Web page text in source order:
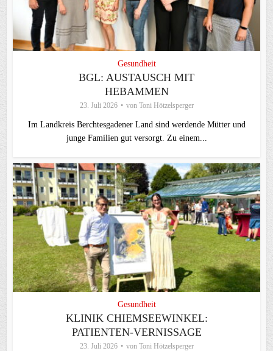
Gesundheit
BGL: AUSTAUSCH MIT
HEBAMMEN
23. Juli 2026 von Toni Hötzelsperger
Im Landkreis Berchtesgadener Land sind werdende Mütter und
junge Familien gut versorgt. Zu einem...
Gesundheit
KLINIK CHIEMSEEWINKEL:
PATIENTEN-VERNISSAGE
23. Juli 2026 von Toni Hötzelsperger